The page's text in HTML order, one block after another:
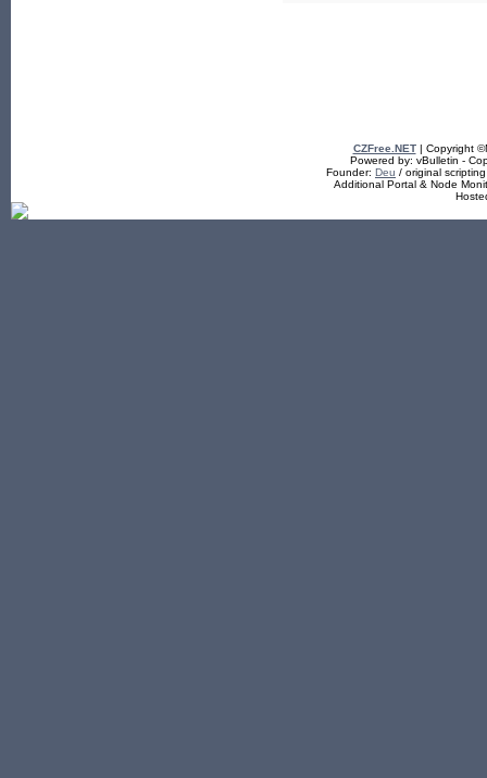
CZFree.NET| Copyright
Powered by: vBulletin -
Founder: Deu / original
Additional Portal & Node